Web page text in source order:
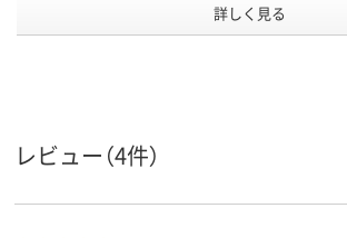
詳しく見る
レビュー（4件）